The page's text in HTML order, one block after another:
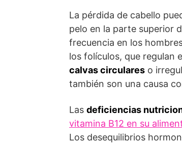
La pérdida de cabello
pelo en la parte superior
frecuencia en los
los folículos, que regulan
calvas circulares o
también son una causa
Las deficiencias
vitamina B12 en su
Los desequilibrios